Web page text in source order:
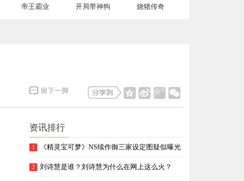
帝王霸业 开局带神狗 烧猪传奇
留下一脚
资讯排行
1 《精灵宝可梦》NS续作御三家设定图疑似曝光
2 刘诗慧是谁？刘诗慧为什么在网上这么火？